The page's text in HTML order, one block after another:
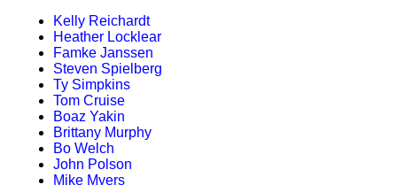
Kelly Reichardt
Heather Locklear
Famke Janssen
Steven Spielberg
Ty Simpkins
Tom Cruise
Boaz Yakin
Brittany Murphy
Bo Welch
John Polson
Mike Myers